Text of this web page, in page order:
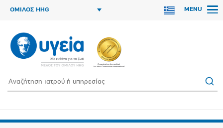
ΟΜΙΛΟΣ HHG MENU